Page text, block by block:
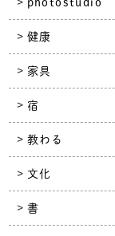
photostudio
健康
家具
宿
教わる
文化
書